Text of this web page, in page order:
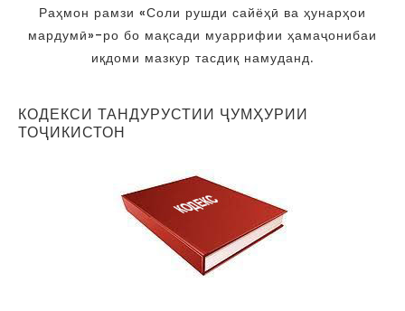
Раҳмон рамзи «Соли рушди сайёҳӣ ва ҳунарҳои
мардумӣ»-ро бо мақсади муаррифии ҳамаҷонибаи
иқдоми мазкур тасдиқ намуданд.
КОДЕКСИ ТАНДУРУСТИИ ҶУМҲУРИИ
ТОҶИКИСТОН